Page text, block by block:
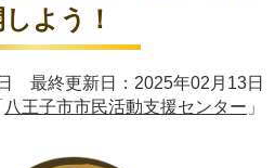
よう！
最終更新日：2025年02月13日
八王子市市民活動支援センター 」